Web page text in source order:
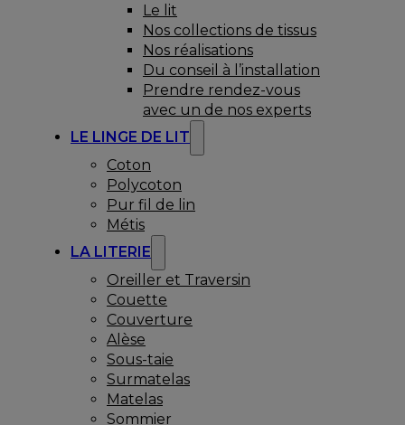
Le lit
Nos collections de tissus
Nos réalisations
Du conseil à l’installation
Prendre rendez-vous
avec un de nos experts
LE LINGE DE LIT
Coton
Polycoton
Pur fil de lin
Métis
LA LITERIE
Oreiller et Traversin
Couette
Couverture
Alèse
Sous-taie
Surmatelas
Matelas
Sommier